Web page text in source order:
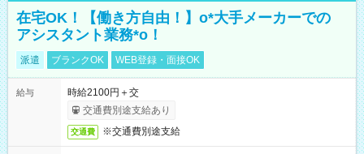
在宅OK！【働き方自由！】o*大手メーカーでの
アシスタント業務*o！
派遣 ブランクOK WEB登録・面接OK
給与
時給2100円＋交
交通費別途支給あり
交通費 ※交通費別途支給